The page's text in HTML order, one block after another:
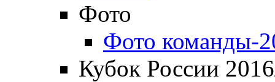
Фото
Фото команды-
Кубок России